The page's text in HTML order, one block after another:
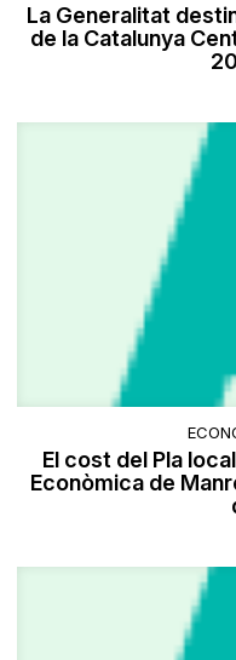
La Generalitat
de la Catalunya
El cost del Pla
Econòmica de